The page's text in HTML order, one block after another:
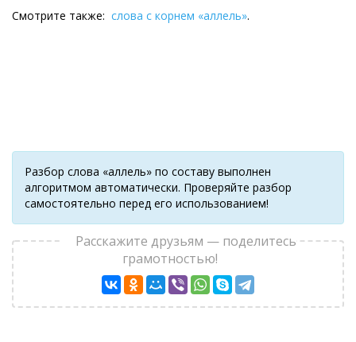
Смотрите также: слова с корнем «аллель».
Разбор слова «аллель» по составу выполнен
алгоритмом автоматически. Проверяйте разбор
самостоятельно перед его использованием!
Расскажите друзьям — поделитесь
грамотностью!